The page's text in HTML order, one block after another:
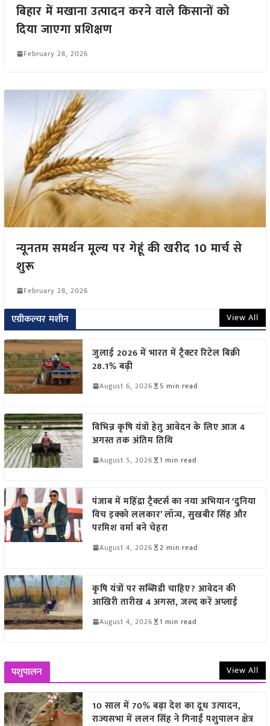
बिहार में मखाना उत्पादन करने वाले किसानों को
दिया जाएगा प्रशिक्षण
February 28, 2026
न्यूनतम समर्थन मूल्य पर गेहूं की खरीद 10 मार्च से
शुरू
February 28, 2026
एग्रीकल्चर मशीन View All
जुलाई 2026 में भारत में ट्रैक्टर रिटेल बिक्री
28.1% बढ़ी
August 6, 2026 5 min read
विभिन्न कृषि यंत्रों हेतु आवेदन के लिए आज 4
अगस्त तक अंतिम तिथि
August 5, 2026 1 min read
पंजाब में महिंद्रा ट्रैक्टर्स का नया अभियान ‘दुनिया
विच इक्को ललकार’ लॉन्च, सुखबीर सिंह और
परमिश वर्मा बने चेहरा
August 4, 2026 2 min read
कृषि यंत्रों पर सब्सिडी चाहिए? आवेदन की
आखिरी तारीख 4 अगस्त, जल्द करें अप्लाई
August 4, 2026 1 min read
पशुपालन View All
10 साल में 70% बढ़ा देश का दूध उत्पादन,
राज्यसभा में ललन सिंह ने गिनाईं पशुपालन क्षेत्र